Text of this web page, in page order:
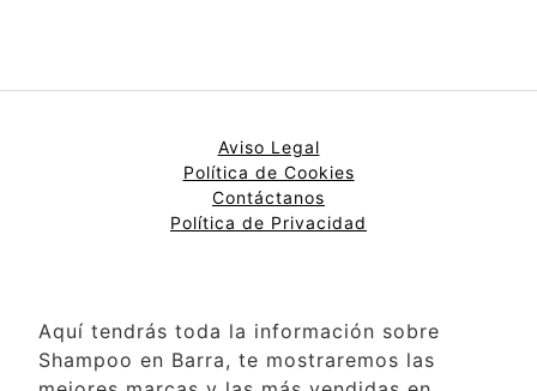
Aviso Legal
Política de Cookies
Contáctanos
Política de Privacidad
Aquí tendrás toda la información sobre
Shampoo en Barra, te mostraremos las